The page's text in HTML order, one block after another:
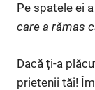
Pe spatele ei
care a rămas
Dacă ți-a
prietenii tăi!